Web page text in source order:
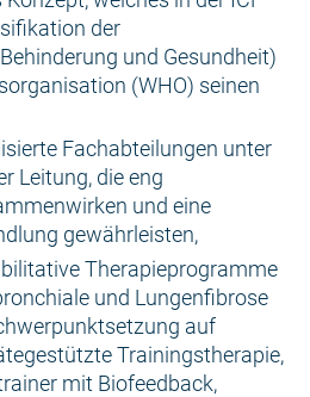
der
und Gesundheit)
(WHO) seinen
Fachabteilungen unter
Leitung, die eng
und eine
gewährleisten,
Therapieprogramme
und Lungenfibrose
auf
Trainingstherapie,
mit Biofeedback,